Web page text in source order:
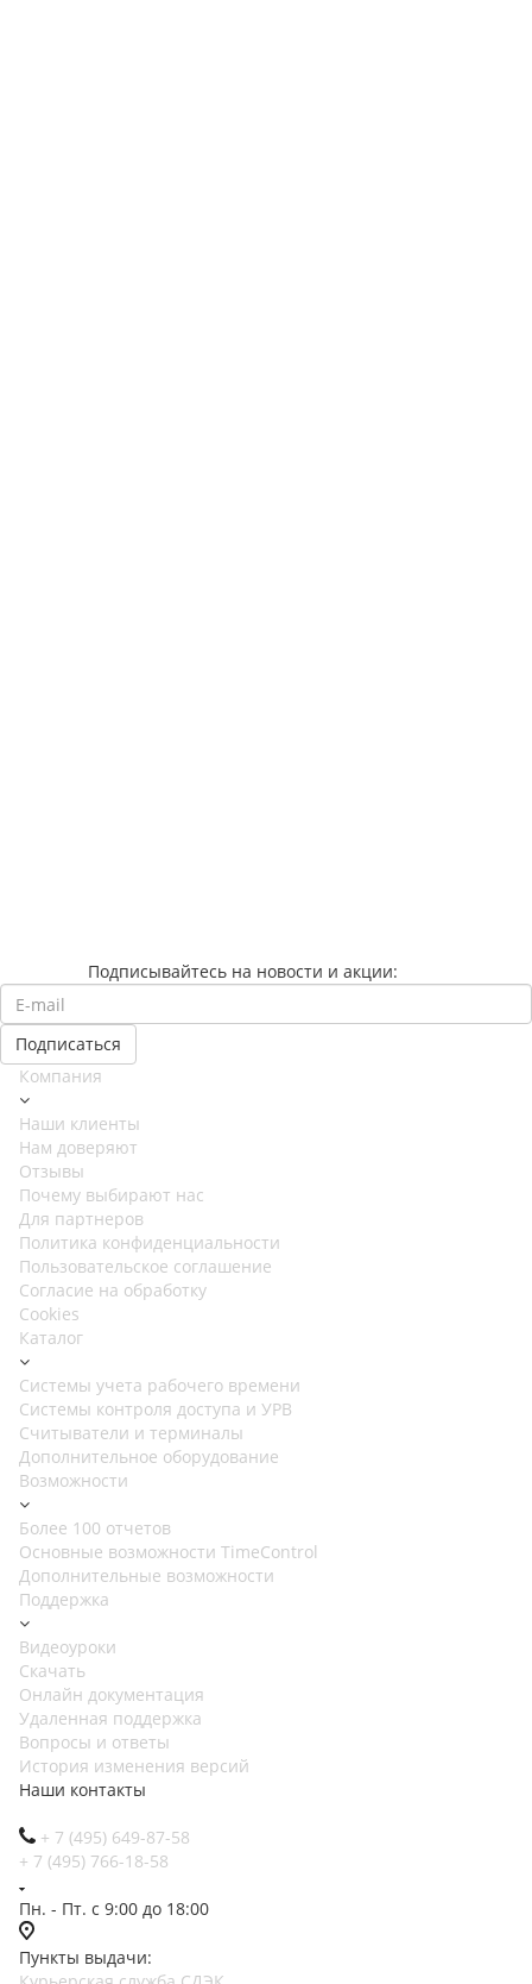
Подписывайтесь на новости и акции:
Компания
Наши клиенты
Нам доверяют
Отзывы
Почему выбирают нас
Для партнеров
Политика конфиденциальности
Пользовательское соглашение
Согласие на обработку
Cookies
Каталог
Cистемы учета рабочего времени
Системы контроля доступа и УРВ
Считыватели и терминалы
Дополнительное оборудование
Возможности
Более 100 отчетов
Основные возможности TimeControl
Дополнительные возможности
Поддержка
Видеоуроки
Скачать
Онлайн документация
Удаленная поддержка
Вопросы и ответы
История изменения версий
Наши контакты
+ 7 (495) 649-87-58
+ 7 (495) 766-18-58
Пн. - Пт. с 9:00 до 18:00
Пункты выдачи: